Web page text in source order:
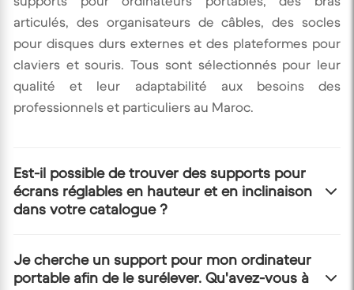
articulés, des organisateurs de câbles, des socles
pour disques durs externes et des plateformes pour
claviers et souris. Tous sont sélectionnés pour leur
qualité et leur adaptabilité aux besoins des
professionnels et particuliers au Maroc.
Est-il possible de trouver des supports pour
écrans réglables en hauteur et en inclinaison
dans votre catalogue ?
Absolument ! Nous disposons de nombreux supports
d'écran, y compris des bras articulés et des pieds
Je cherche un support pour mon ordinateur
portable afin de le surélever. Qu'avez-vous à